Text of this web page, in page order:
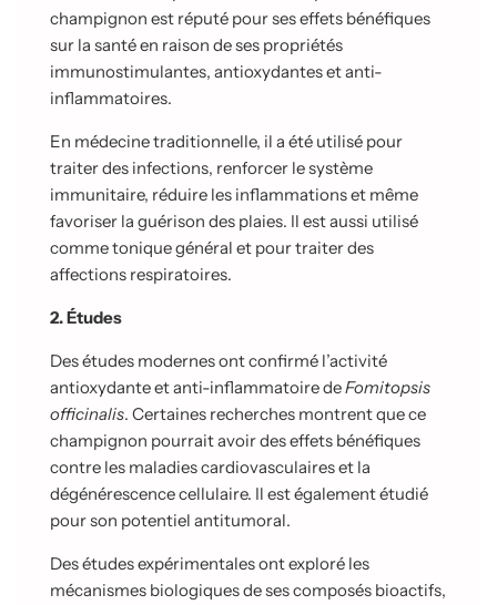
.
champignon est réputé pour ses effets bénéfiques
sur la santé en raison de ses propriétés
immunostimulantes, antioxydantes et anti-
inflammatoires.
En médecine traditionnelle, il a été utilisé pour
traiter des infections, renforcer le système
immunitaire, réduire les inflammations et même
favoriser la guérison des plaies. Il est aussi utilisé
comme tonique général et pour traiter des
affections respiratoires.
2. Études
Des études modernes ont confirmé l’activité
antioxydante et anti-inflammatoire deFomitopsis
officinalis. Certaines recherches montrent que ce
champignon pourrait avoir des effets bénéfiques
contre les maladies cardiovasculaires et la
dégénérescence cellulaire. Il est également étudié
pour son potentiel antitumoral.
Des études expérimentales ont exploré les
mécanismes biologiques de ses composés bioactifs,